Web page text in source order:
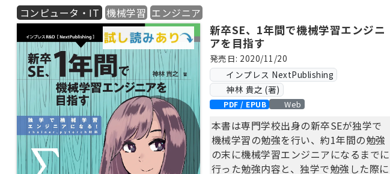
定しながら、この問題をAutoMLで解い
ていきます。
本書は機械学習を学び始めたい方、手軽
に機械学習を実行できる環境を創りたい
方に最適です。お気軽に機械学習を始め
て未来型生活を構築しましょう。
コンピュータ・IT 機械学習 エンジニア
新卒SE、1年間で機械学習エンジニ
アを目指す
発売日: 2020/11/20
インプレス NextPublishing
神林 貴之 (著)
PDF / EPUB Web
本書は専門学校出身の新卒SEが独学で
機械学習の勉強を行い、約1年間の勉強
の末に機械学習エンジニアになるまでに
行った勉強内容と、独学で勉強した際に